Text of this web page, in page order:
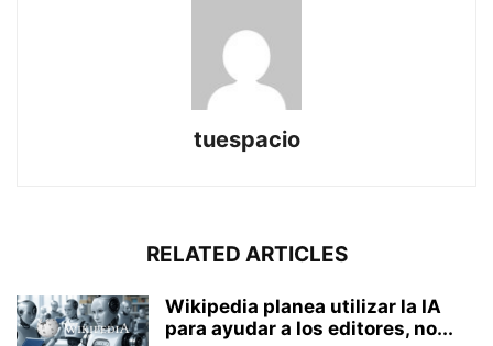
tuespacio
RELATED ARTICLES
Wikipedia planea utilizar la IA
para ayudar a los editores, no...